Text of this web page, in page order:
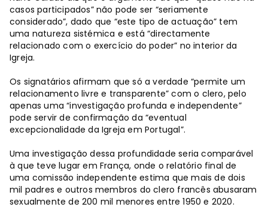
casos participados” não pode ser “seriamente
considerado”, dado que “este tipo de actuação” tem
uma natureza sistémica e está “directamente
relacionado com o exercício do poder” no interior da
Igreja.
Os signatários afirmam que só a verdade “permite um
relacionamento livre e transparente” com o clero, pelo
apenas uma “investigação profunda e independente”
pode servir de confirmação da “eventual
excepcionalidade da Igreja em Portugal”.
Uma investigação dessa profundidade seria comparável
à que teve lugar em França, onde o relatório final de
uma comissão independente estima que mais de dois
mil padres e outros membros do clero francês abusaram
sexualmente de 200 mil menores entre 1950 e 2020.